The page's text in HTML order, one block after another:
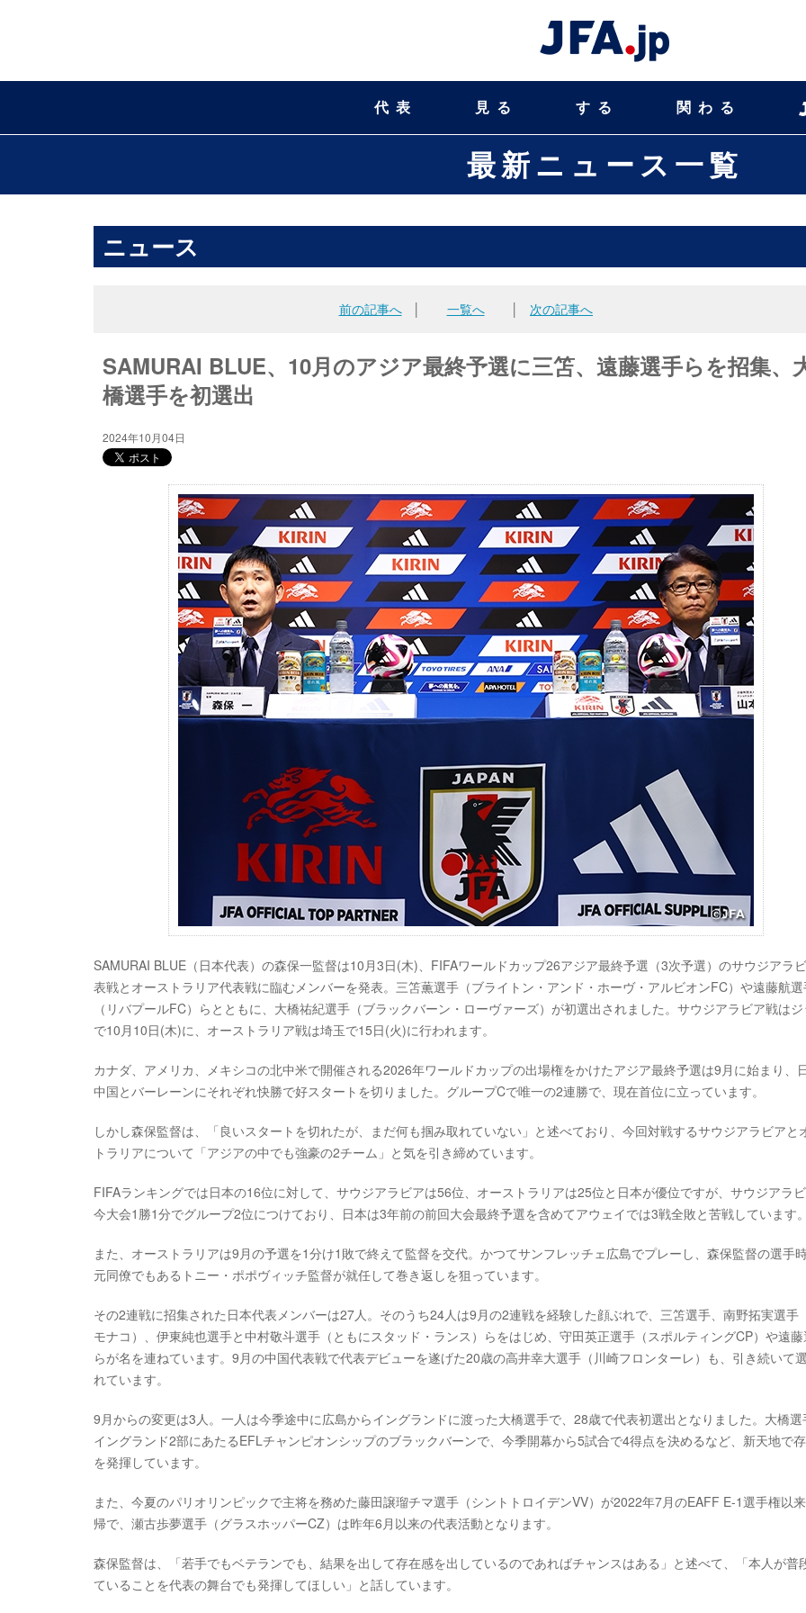
代表 見る する 関わる
最新ニュース一覧
ニュース
前の記事へ│ 一覧へ 次の記事へ
SAMURAI BLUE、10月のアジア最終予選に三笘、遠藤選手らを招集、
橋選手を初選出
2024年10月04日
SAMURAI BLUE（日本代表）の森保一監督は10月3日(木)、FIFAワールドカップ26アジア最終予選（3次予選）のサウジアラ
表戦とオーストラリア代表戦に臨むメンバーを発表。三笘薫選手（ブライトン・アンド・ホーヴ・アルビオンFC）や遠藤航
（リバプールFC）らとともに、大橋祐紀選手（ブラックバーン・ローヴァーズ）が初選出されました。サウジアラビア戦は
で10月10日(木)に、オーストラリア戦は埼玉で15日(火)に行われます。
カナダ、アメリカ、メキシコの北中米で開催される2026年ワールドカップの出場権をかけたアジア最終予選は9月に始まり、
中国とバーレーンにそれぞれ快勝で好スタートを切りました。グループCで唯一の2連勝で、現在首位に立っています。
しかし森保監督は、「良いスタートを切れたが、まだ何も掴み取れていない」と述べており、今回対戦するサウジアラビアと
トラリアについて「アジアの中でも強豪の2チーム」と気を引き締めています。
FIFAランキングでは日本の16位に対して、サウジアラビアは56位、オーストラリアは25位と日本が優位ですが、サウジアラ
今大会1勝1分でグループ2位につけており、日本は3年前の前回大会最終予選を含めてアウェイでは3戦全敗と苦戦しています
また、オーストラリアは9月の予選を1分け1敗で終えて監督を交代。かつてサンフレッチェ広島でプレーし、森保監督の選手
元同僚でもあるトニー・ポポヴィッチ監督が就任して巻き返しを狙っています。
その2連戦に招集された日本代表メンバーは27人。そのうち24人は9月の2連戦を経験した顔ぶれで、三笘選手、南野拓実選手
モナコ）、伊東純也選手と中村敬斗選手（ともにスタッド・ランス）らをはじめ、守田英正選手（スポルティングCP）や遠
らが名を連ねています。9月の中国代表戦で代表デビューを遂げた20歳の高井幸大選手（川崎フロンターレ）も、引き続いて
れています。
9月からの変更は3人。一人は今季途中に広島からイングランドに渡った大橋選手で、28歳で代表初選出となりました。大橋選
イングランド2部にあたるEFLチャンピオンシップのブラックバーンで、今季開幕から5試合で4得点を決めるなど、新天地で
を発揮しています。
また、今夏のパリオリンピックで主将を務めた藤田譲瑠チマ選手（シントトロイデンVV）が2022年7月のEAFF E-1選手権以
帰で、瀬古歩夢選手（グラスホッパーCZ）は昨年6月以来の代表活動となります。
森保監督は、「若手でもベテランでも、結果を出して存在感を出しているのであればチャンスはある」と述べて、「本人が普
ていることを代表の舞台でも発揮してほしい」と話しています。